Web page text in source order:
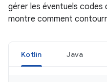
gérer les éventuels codes
montre comment
Kotlin Java